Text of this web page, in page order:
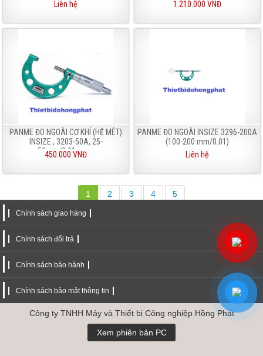
Liên hệ
1.210.000 VNĐ
PANME ĐO NGOÀI CƠ KHÍ (HỆ MÉT)
INSIZE , 3203-50A, 25-
50mm/0.01mm...
450.000 VNĐ
PANME ĐO NGOÀI INSIZE 3296-200A
(100-200 mm/0.01)
Liên hệ
1 2 3 4 5
Chính sách giao hàng
Chính sách đổi trả
Chính sách bảo hành
Chính sách bảo mật thông tin
Công ty TNHH Máy và Thiết bị Công nghiệp Hồng Phát
Xem phiên bản PC